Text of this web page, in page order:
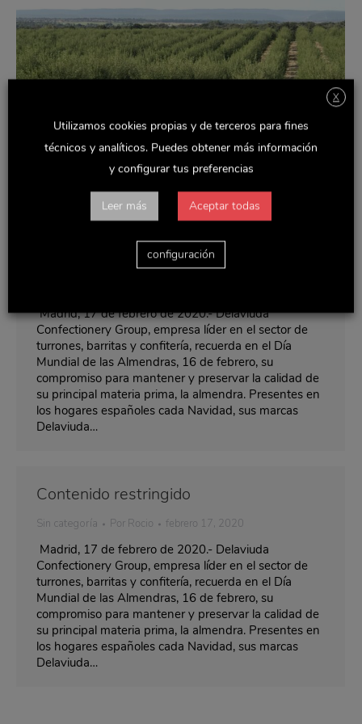
Delaviuda Confectionery Group apuesta
principal materia prima
Madrid, 17 de febrero de 2020.- Delaviuda
Confectionery Group, empresa líder en el sector de
turrones, barritas y confitería, recuerda en el Día
Mundial de las Almendras, 16 de febrero, su
compromiso para mantener y preservar la calidad de
su principal materia prima, la almendra. Presentes en
los hogares españoles cada Navidad, sus marcas
Delaviuda…
Contenido restringido
Sin categoría Por Rocio febrero 17, 2020
Madrid, 17 de febrero de 2020.- Delaviuda
Confectionery Group, empresa líder en el sector de
turrones, barritas y confitería, recuerda en el Día
Mundial de las Almendras, 16 de febrero, su
compromiso para mantener y preservar la calidad de
su principal materia prima, la almendra. Presentes en
los hogares españoles cada Navidad, sus marcas
Delaviuda…
X
Utilizamos cookies propias y de terceros para fines
técnicos y analíticos. Puedes obtener más información
y configurar tus preferencias
Leer más Aceptar todas
configuración